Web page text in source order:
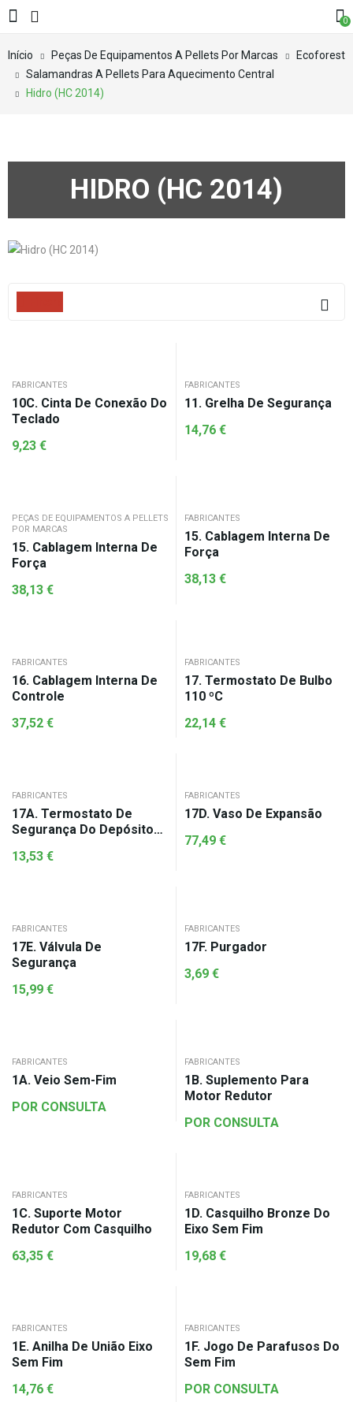
0
Início Peças De Equipamentos A Pellets Por Marcas
Ecoforest
Salamandras A Pellets Para Aquecimento Central
Hidro (HC 2014)
HIDRO (HC 2014)
FABRICANTES
10C. Cinta De Conexão Do
Teclado
9,23 €
FABRICANTES
11. Grelha De Segurança
14,76 €
PEÇAS DE EQUIPAMENTOS A PELLETS
POR MARCAS
15. Cablagem Interna De
Força
38,13 €
FABRICANTES
15. Cablagem Interna De
Força
38,13 €
FABRICANTES
16. Cablagem Interna De
Controle
37,52 €
FABRICANTES
17. Termostato De Bulbo
110 ºC
22,14 €
FABRICANTES
17A. Termostato De
Segurança Do Depósito
13,53 €
FABRICANTES
17D. Vaso De Expansão
77,49 €
FABRICANTES
17E. Válvula De
Segurança
15,99 €
FABRICANTES
17F. Purgador
3,69 €
FABRICANTES
1A. Veio Sem-Fim
POR CONSULTA
FABRICANTES
1B. Suplemento Para
Motor Redutor
POR CONSULTA
FABRICANTES
1C. Suporte Motor
Redutor Com Casquilho
63,35 €
FABRICANTES
1D. Casquilho Bronze Do
Eixo Sem Fim
19,68 €
FABRICANTES
1E. Anilha De União Eixo
Sem Fim
14,76 €
FABRICANTES
1F. Jogo De Parafusos Do
Sem Fim
POR CONSULTA